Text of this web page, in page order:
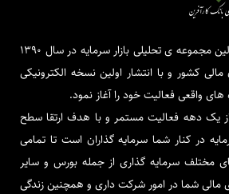
پارسیس تحلیل به عنوان اولین مجموعه ی تحلیلی بازار سرمایه در سال 1390
کشور و با انتشار اولین نسخه الکترونیکی
های واقعی فعالیت خود را آغاز نمود.
یک دهه فعالیت مستمر و با هدف ارتقا سطح
در کنار شما سرمایه گذاران است تا تمامی
مختلف سرمایه گذاری از جمله بورس و سایر
مالی شما در امور شرکت داری و همچنین زندگی